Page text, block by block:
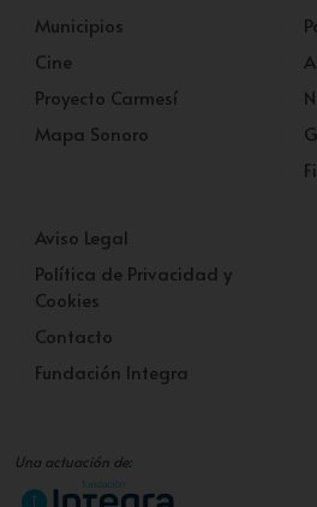
Municipios
Cine
Proyecto Carmesí
Mapa Sonoro
Aviso Legal
Política de Privacidad y
Cookies
Contacto
Fundación Integra
Una actuación de: